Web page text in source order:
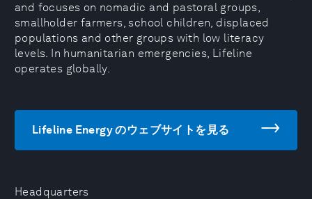
Headquarters
and focuses on nomadic and pastoral groups,
smallholder farmers, school children, displaced
populations and other groups with low literacy
levels. In humanitarian emergencies, Lifeline
operates globally.
Lifeline Energy のウェブサイトを見る